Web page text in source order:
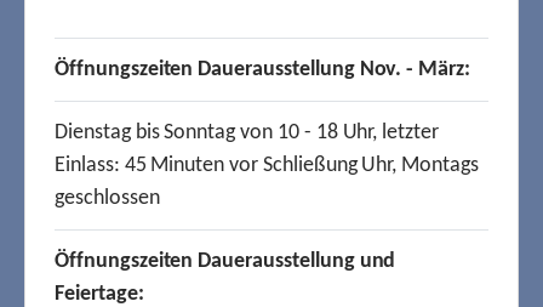
Öffnungszeiten Dauerausstellung Nov. - März:
Dienstag bis Sonntag von 10 - 18 Uhr, letzter
Einlass: 45 Minuten vor Schließung Uhr, Montags
geschlossen
Öffnungszeiten Dauerausstellung und
Feiertage: